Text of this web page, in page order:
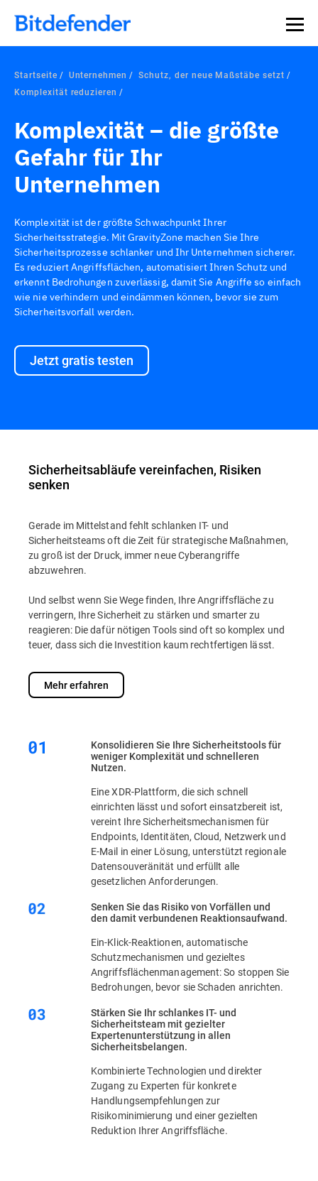
Startseite Unternehmen
Schutz, der neue Maßstäbe setzt
Komplexität reduzieren
Komplexität – die größte
Gefahr für Ihr
Unternehmen
Komplexität ist der größte Schwachpunkt Ihrer
Sicherheitsstrategie. Mit GravityZone machen Sie Ihre
Sicherheitsprozesse schlanker und Ihr Unternehmen sicherer.
Es reduziert Angriffsflächen, automatisiert Ihren Schutz und
erkennt Bedrohungen zuverlässig, damit Sie Angriffe so einfach
wie nie verhindern und eindämmen können, bevor sie zum
Sicherheitsvorfall werden.
Jetzt gratis testen
Sicherheitsabläufe vereinfachen, Risiken
senken
Gerade im Mittelstand fehlt schlanken IT- und
Sicherheitsteams oft die Zeit für strategische Maßnahmen,
zu groß ist der Druck, immer neue Cyberangriffe
abzuwehren.
Und selbst wenn Sie Wege finden, Ihre Angriffsfläche zu
verringern, Ihre Sicherheit zu stärken und smarter zu
reagieren: Die dafür nötigen Tools sind oft so komplex und
teuer, dass sich die Investition kaum rechtfertigen lässt.
Mehr erfahren
Konsolidieren Sie Ihre Sicherheitstools für
weniger Komplexität und schnelleren
Nutzen.
Eine XDR-Plattform, die sich schnell
einrichten lässt und sofort einsatzbereit ist,
vereint Ihre Sicherheitsmechanismen für
Endpoints, Identitäten, Cloud, Netzwerk und
E-Mail in einer Lösung, unterstützt regionale
Datensouveränität und erfüllt alle
gesetzlichen Anforderungen.
Senken Sie das Risiko von Vorfällen und
den damit verbundenen Reaktionsaufwand.
Ein-Klick-Reaktionen, automatische
Schutzmechanismen und gezieltes
Angriffsflächenmanagement: So stoppen Sie
Bedrohungen, bevor sie Schaden anrichten.
Stärken Sie Ihr schlankes IT- und
Sicherheitsteam mit gezielter
Expertenunterstützung in allen
Sicherheitsbelangen.
Kombinierte Technologien und direkter
Zugang zu Experten für konkrete
Handlungsempfehlungen zur
Risikominimierung und einer gezielten
Reduktion Ihrer Angriffsfläche.